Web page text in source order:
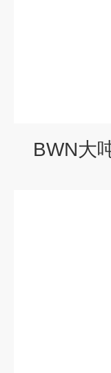
BWN大